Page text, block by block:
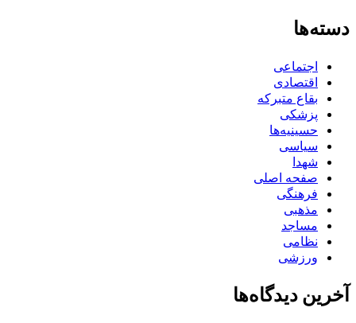
دسته‌ها
اجتماعی
اقتصادی
بقاع متبرکه
پزشکی
حسینیه‌ها
سیاسی
شهدا
صفحه اصلی
فرهنگی
مذهبی
مساجد
نظامی
ورزشی
آخرین دیدگاه‌ها